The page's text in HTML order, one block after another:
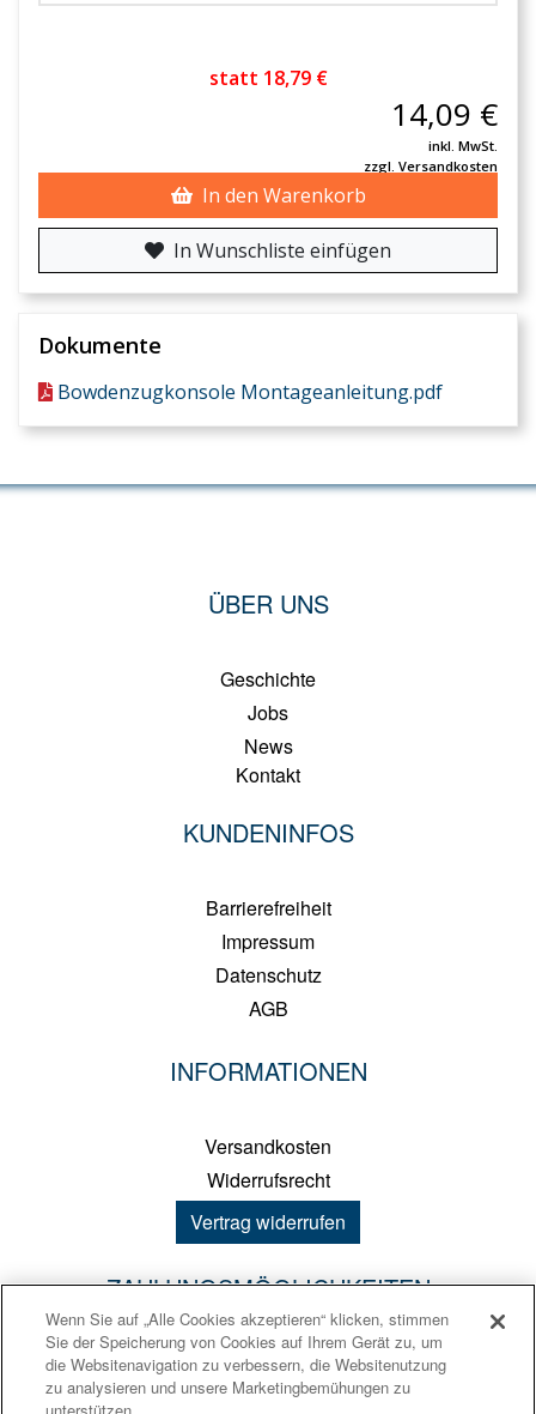
statt 18,79 €
14,09 €
inkl. MwSt.
zzgl. Versandkosten
In den Warenkorb
In Wunschliste einfügen
Dokumente
Bowdenzugkonsole Montageanleitung.pdf
ÜBER UNS
Geschichte
Jobs
News
Kontakt
KUNDENINFOS
Barrierefreiheit
Impressum
Datenschutz
AGB
INFORMATIONEN
Versandkosten
Widerrufsrecht
Vertrag widerrufen
ZAHLUNGSMÖGLICHKEITEN
PayPal
Kreditkarte
Wenn Sie auf „Alle Cookies akzeptieren“ klicken, stimmen
Sie der Speicherung von Cookies auf Ihrem Gerät zu, um
die Websitenavigation zu verbessern, die Websitenutzung
zu analysieren und unsere Marketingbemühungen zu